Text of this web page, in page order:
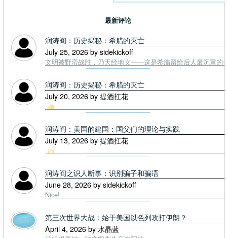
最新评论
润涛阎：历史揭秘：希腊的灭亡
July 25, 2026 by sidekickoff
文明被野蛮战胜，乃天经地义——这是希腊留给后人最沉重的
润涛阎：历史揭秘：希腊的灭亡
July 20, 2026 by 提酒扛花
润涛阎：美国的建国：国父们的理论与实践
July 13, 2026 by 提酒扛花
润涛阎之识人断事：识别骗子和骗语
June 28, 2026 by sidekickoff
Nice!
第三次世界大战：始于美国以色列攻打伊朗？
April 4, 2026 by 水晶蓝